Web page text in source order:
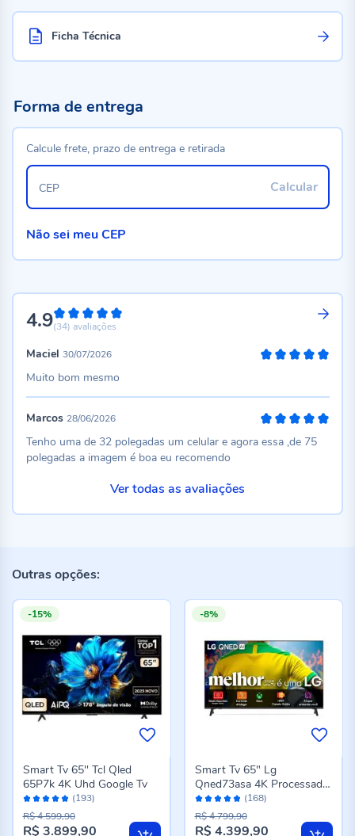
Ficha Técnica
4.998%
(34) avaliações
Maciel 30/07/2026
Muito bom mesmo
Marcos 28/06/2026
Tenho uma de 32 polegadas um celular e agora essa ,de 75
polegadas a imagem é boa eu recomendo
Ver todas as avaliações
Forma de entrega
Calcule frete, prazo de entrega e retirada
Calcular
CEP
Não sei meu CEP
Outras opções:
-15%
Avaliação:
96%
(193)
Smart Tv 65'' Tcl Qled
65P7k 4K Uhd Google Tv
R$ 3.899,90
R$ 4.599,90
-8%
Avaliação:
96%
(168)
Smart Tv 65" Lg
Qned73asa 4K Processador
Ai A7 Ger 8 Webos 25
R$ 4.399,90
R$ 4.799,90